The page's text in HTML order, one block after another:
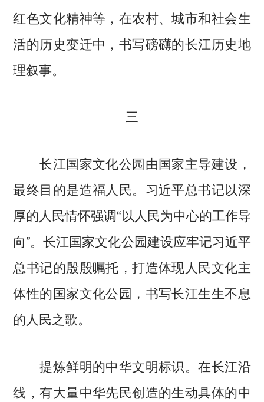
红色文化精神等，在农村、城市和社会生
活的历史变迁中，书写磅礴的长江历史地
理叙事。
三
长江国家文化公园由国家主导建设，
最终目的是造福人民。习近平总书记以深
厚的人民情怀强调“以人民为中心的工作导
向”。长江国家文化公园建设应牢记习近平
总书记的殷殷嘱托，打造体现人民文化主
体性的国家文化公园，书写长江生生不息
的人民之歌。
提炼鲜明的中华文明标识。在长江沿
线，有大量中华先民创造的生动具体的中